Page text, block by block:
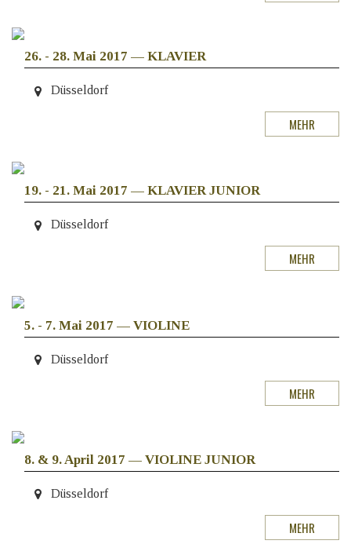
26. - 28. Mai 2017 — KLAVIER
Düsseldorf
MEHR
19. - 21. Mai 2017 — KLAVIER JUNIOR
Düsseldorf
MEHR
5. - 7. Mai 2017 — VIOLINE
Düsseldorf
MEHR
8. & 9. April 2017 — VIOLINE JUNIOR
Düsseldorf
MEHR